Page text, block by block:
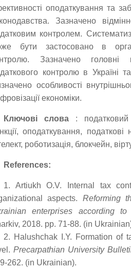
оподаткування та
Зазначено
контролем.
бути застосовано в
Зазначено головні
контролю в Україні
особливості
економіки.
Ключові слова: податковий
оподаткування,
роботизація, блокчейн,
References:
1. Artiukh O.V. Internal tax
aspects. Reforming
enterprises according to
2018. рр. 71-88. (in
2. Halushchak I.Y. Formation of
Precarpathian University
262. (in Ukrainian).